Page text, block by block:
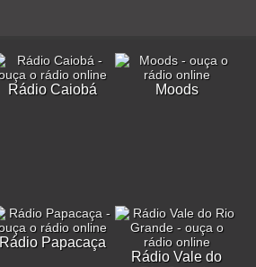
Rádio Caiobá Moods
Rádio Papacaça
Rádio Vale do